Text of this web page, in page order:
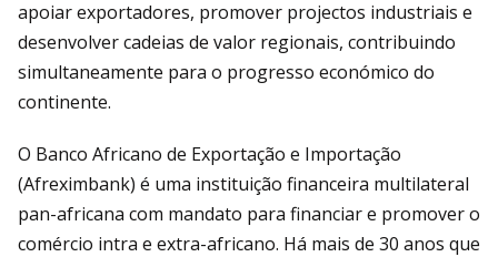
apoiar exportadores, promover projectos industriais e
desenvolver cadeias de valor regionais, contribuindo
simultaneamente para o progresso económico do
continente.
O Banco Africano de Exportação e Importação
(Afreximbank) é uma instituição financeira multilateral
pan-africana com mandato para financiar e promover o
comércio intra e extra-africano. Há mais de 30 anos que